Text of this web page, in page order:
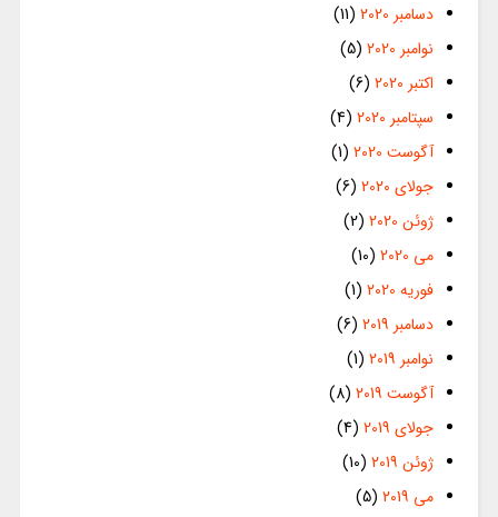
دسامبر 2020
(11)
نوامبر 2020
(5)
اکتبر 2020
(6)
سپتامبر 2020
(4)
آگوست 2020
(1)
جولای 2020
(6)
ژوئن 2020
(2)
می 2020
(10)
فوریه 2020
(1)
دسامبر 2019
(6)
نوامبر 2019
(1)
آگوست 2019
(8)
جولای 2019
(4)
ژوئن 2019
(10)
می 2019
(5)